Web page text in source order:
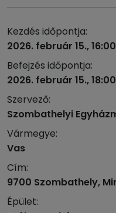
Kezdés időpontja:
2026. február 15., 16:00
Befejzés időpontja:
2026. február 15., 18:00
Szervező:
Szombathelyi
Vármegye:
Vas
Cím:
9700 Szombathely,
Épület: